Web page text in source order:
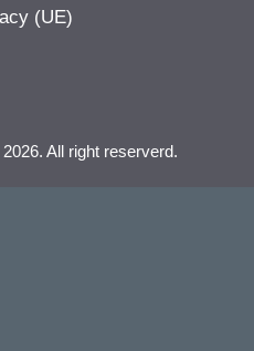
(UE)
All right reserverd.